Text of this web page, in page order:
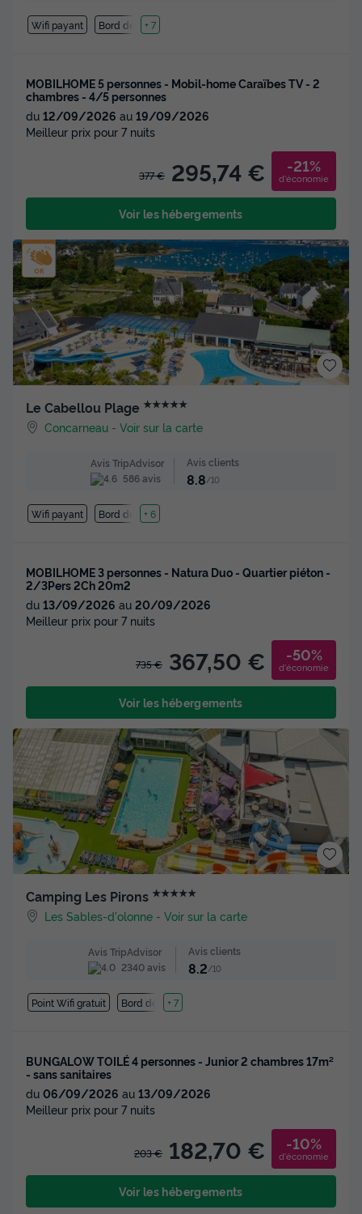
Wifi payant Bord de mer
+ 7
MOBILHOME 5 personnes - Mobil-home Caraïbes TV - 2
chambres - 4/5 personnes
du 12/09/2026 au 19/09/2026
Meilleur prix pour 7 nuits
377 € 295,74 € -21%
d'économie
Voir les hébergements
Le Cabellou Plage ★★★★★
Concarneau -Voir sur la carte
Avis TripAdvisor
586 avis
Avis clients
8.8/10
Wifi payant Bord de mer
+ 6
MOBILHOME 3 personnes - Natura Duo - Quartier piéton -
2/3Pers 2Ch 20m2
du 13/09/2026 au 20/09/2026
Meilleur prix pour 7 nuits
735 € 367,50 € -50%
d'économie
Voir les hébergements
Camping Les Pirons ★★★★★
Les Sables-d'olonne -Voir sur la carte
Avis TripAdvisor
2340 avis
Avis clients
8.2 /10
Point Wifi gratuit Bord de mer
+ 7
BUNGALOW TOILÉ 4 personnes - Junior 2 chambres 17m²
- sans sanitaires
du 06/09/2026 au 13/09/2026
Meilleur prix pour 7 nuits
203 € 182,70 € -10%
d'économie
Voir les hébergements